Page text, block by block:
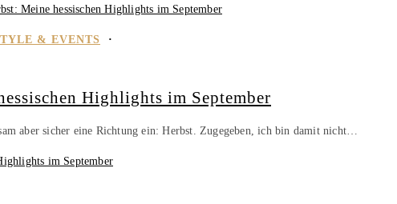
& EVENTS
Highlights im September
aber sicher eine Richtung ein: Herbst. Zugegeben, ich bin damit nicht…
im September